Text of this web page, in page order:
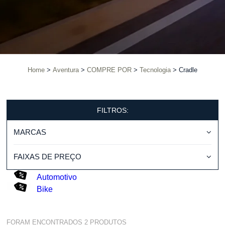
Home Aventura COMPRE POR Tecnologia Cradle
FILTROS:
MARCAS
FAIXAS DE PREÇO
Automotivo
Bike
FORAM ENCONTRADOS2 PRODUTOS